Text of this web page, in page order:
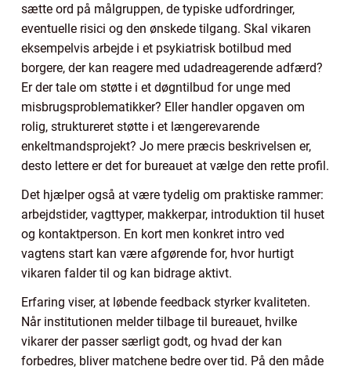
sætte ord på målgruppen, de typiske udfordringer,
eventuelle risici og den ønskede tilgang. Skal vikaren
eksempelvis arbejde i et psykiatrisk botilbud med
borgere, der kan reagere med udadreagerende adfærd?
Er der tale om støtte i et døgntilbud for unge med
misbrugsproblematikker? Eller handler opgaven om
rolig, struktureret støtte i et længerevarende
enkeltmandsprojekt? Jo mere præcis beskrivelsen er,
desto lettere er det for bureauet at vælge den rette profil.
Det hjælper også at være tydelig om praktiske rammer:
arbejdstider, vagttyper, makkerpar, introduktion til huset
og kontaktperson. En kort men konkret intro ved
vagtens start kan være afgørende for, hvor hurtigt
vikaren falder til og kan bidrage aktivt.
Erfaring viser, at løbende feedback styrker kvaliteten.
Når institutionen melder tilbage til bureauet, hvilke
vikarer der passer særligt godt, og hvad der kan
forbedres, bliver matchene bedre over tid. På den måde